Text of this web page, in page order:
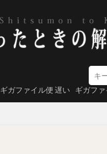
ギガファイル便 遅い ギガフ